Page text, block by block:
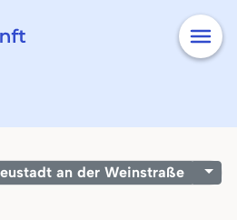
an der Weinstraße